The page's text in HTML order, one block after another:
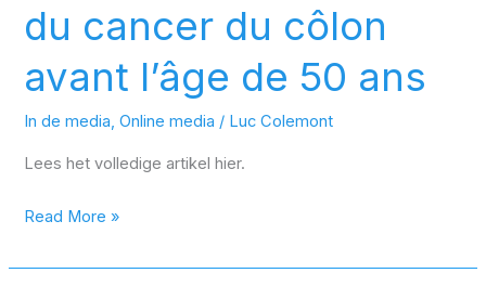
du cancer du côlon
avant l’âge de 50 ans
In de media,Online media / Luc Colemont
Lees het volledige artikel hier.
l’âge
de
50
Read More »